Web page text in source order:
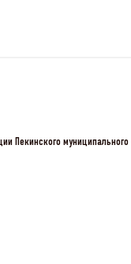
Пекинского